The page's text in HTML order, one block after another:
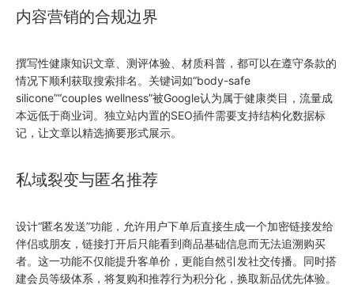
内容营销的合规边界
撰写性健康知识文章、测评体验、材质科普，都可以在遵守条款的
情况下顺利获取搜索排名。关键词如“body-safe
silicone”“couples wellness”被Google认为属于健康类目，流量成
本远低于商业词。独立站内置的SEO插件需要支持结构化数据标
记，让文章以精选摘要形式展示。
私域裂变与匿名推荐
设计“匿名发送”功能，允许用户下单后直接生成一个加密链接发给
伴侣或朋友，链接打开后只能看到商品基础信息而无法追溯购买
者。这一功能不仅能提升客单价，更能自然引发社交传播。同时搭
建会员等级体系，将复购和推荐行为积分化，换取新品优先体验。